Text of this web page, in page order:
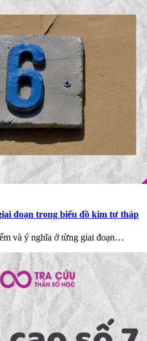
đoạn trong biểu đồ kim tự tháp
và ý nghĩa ở từng giai đoạn…